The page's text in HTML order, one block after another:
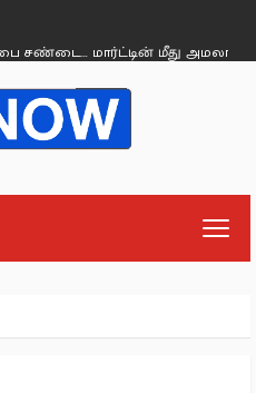
மார்ட்டின் மீது